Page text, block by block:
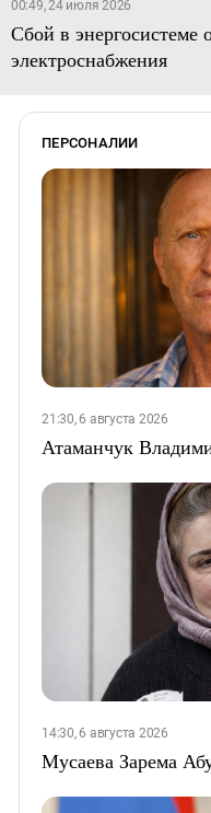
00:49, 24 июля 2026
Сбой в энергосистеме
электроснабжения
ПЕРСОНАЛИИ
21:30, 6 августа 2026
Атаманчук
14:30, 6 августа 2026
Мусаева Зарема